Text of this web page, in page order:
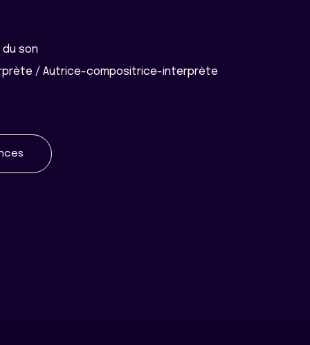
du son
/ Autrice-compositrice-interprète